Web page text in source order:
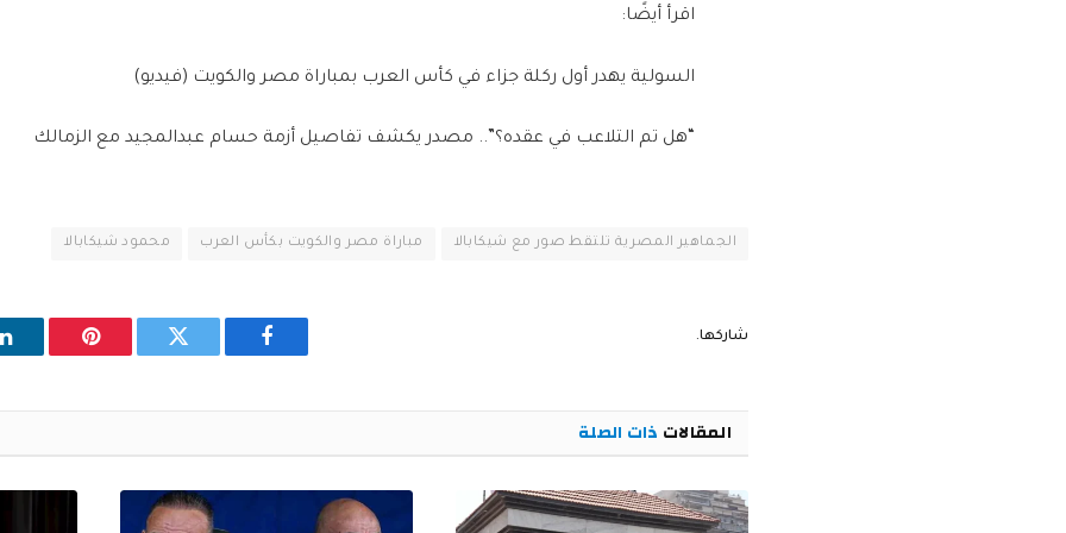
اقرأ أيضًا:
السولية يهدر أول ركلة جزاء في كأس العرب بمباراة مصر والكويت (فيديو)
“هل تم التلاعب في عقده؟”.. مصدر يكشف تفاصيل أزمة حسام عبدالمجيد مع الزمالك
الجماهير المصرية تلتقط صور مع شيكابالا مباراة مصر والكويت بكأس العرب محمود شيكابالا
شاركها.
فيسبوك تويتر بينتيريست
المقالات ذات الصلة